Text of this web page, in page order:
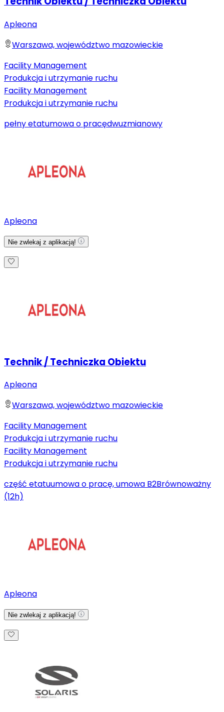
Apleona
Warszawa, województwo mazowieckie
Facility Management
Produkcja i utrzymanie ruchu
Facility Management
Produkcja i utrzymanie ruchu
pełny etatumowa o pracędwuzmianowy
Apleona
Nie zwlekaj z aplikacją!
Technik / Techniczka Obiektu
Apleona
Warszawa, województwo mazowieckie
Facility Management
Produkcja i utrzymanie ruchu
Facility Management
Produkcja i utrzymanie ruchu
część etatuumowa o pracę, umowa B2Brównoważny
(12h)
Apleona
Nie zwlekaj z aplikacją!